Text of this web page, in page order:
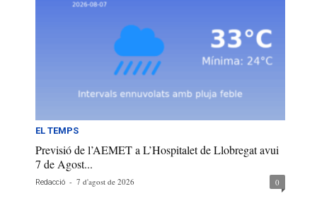
EL TEMPS
Previsió de l’AEMET a L’Hospitalet de Llobregat avui
7 de Agost...
Redacció - 7 d'agost de 2026 0